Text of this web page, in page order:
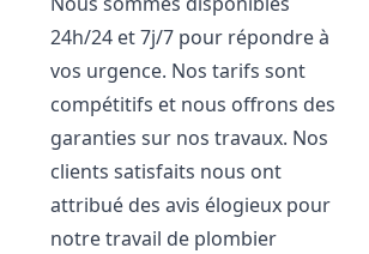
24h/24 et 7j/7 pour répondre à
vos urgence. Nos tarifs sont
compétitifs et nous offrons des
garanties sur nos travaux. Nos
clients satisfaits nous ont
attribué des avis élogieux pour
notre travail de plombier